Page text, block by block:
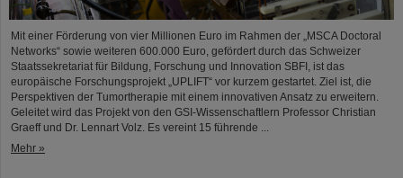
Mit einer Förderung von vier Millionen Euro im Rahmen der „MSCA Doctoral
Networks“ sowie weiteren 600.000 Euro, gefördert durch das Schweizer
Staatssekretariat für Bildung, Forschung und Innovation SBFI, ist das
europäische Forschungsprojekt „UPLIFT“ vor kurzem gestartet. Ziel ist, die
Perspektiven der Tumortherapie mit einem innovativen Ansatz zu erweitern.
Geleitet wird das Projekt von den GSI-Wissenschaftlern Professor Christian
Graeff und Dr. Lennart Volz. Es vereint 15 führende ...
Mehr »